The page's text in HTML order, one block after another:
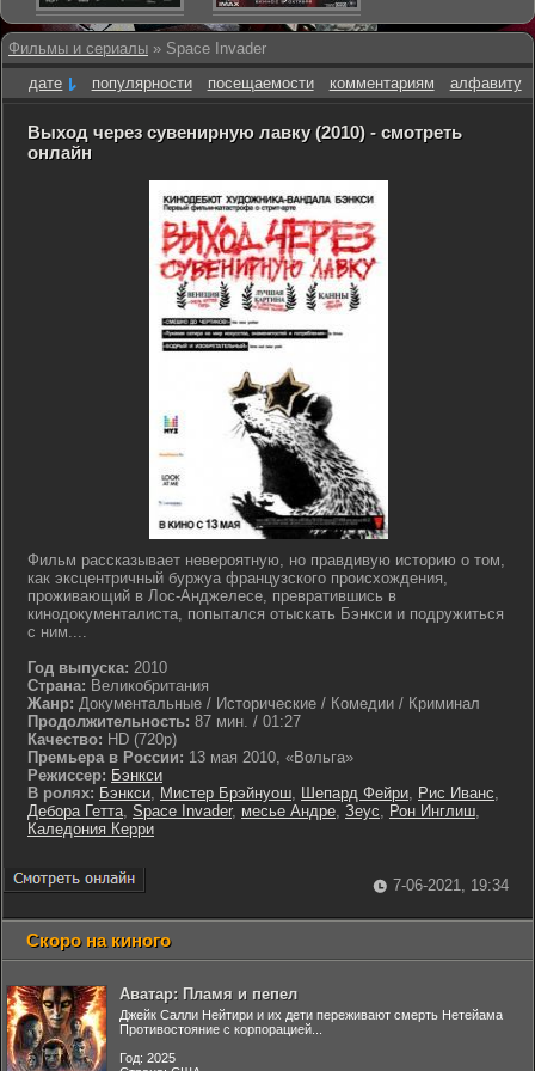
Фильмы и сериалы » Space Invader
дате
популярности посещаемости комментариям алфавиту
Выход через сувенирную лавку (2010) - смотреть
онлайн
Фильм рассказывает невероятную, но правдивую историю о том,
как эксцентричный буржуа французского происхождения,
проживающий в Лос-Анджелесе, превратившись в
кинодокументалиста, попытался отыскать Бэнкси и подружиться
с ним....
Год выпуска: 2010
Страна: Великобритания
Жанр: Документальные / Исторические / Комедии / Криминал
Продолжительность: 87 мин. / 01:27
Качество: HD (720p)
Премьера в России: 13 мая 2010, «Вольга»
Режиссер: Бэнкси
В ролях: Бэнкси, Мистер Брэйнуош, Шепард Фейри, Рис Иванс,
Дебора Гетта, Space Invader, месье Андре, Зеус, Рон Инглиш,
Каледония Керри
7-06-2021, 19:34
Скоро на киного
Аватар: Пламя и пепел
Джейк Салли Нейтири и их дети переживают смерть Нетейама
Противостояние с корпорацией...
Год: 2025